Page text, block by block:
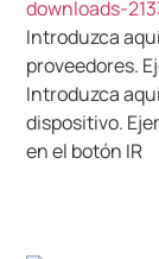
downloads-
Introduzca
proveedores.
Introduzca
dispositivo.
en el botón IR